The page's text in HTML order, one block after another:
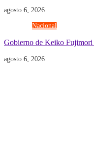
agosto 6, 2026
Nacional
Gobierno de Keiko
agosto 6, 2026